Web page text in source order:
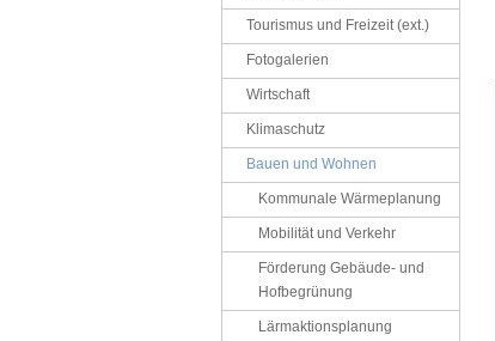
Tourismus und Freizeit (ext.)
Fotogalerien
Wirtschaft
Klimaschutz
Bauen und Wohnen
Kommunale Wärmeplanung
Mobilität und Verkehr
Förderung Gebäude- und
Hofbegrünung
Lärmaktionsplanung